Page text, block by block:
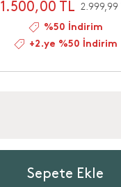
1.500,00 TL 2.999,99
%50 İndirim
+2.ye %50 İndirim
Sepete Ekle